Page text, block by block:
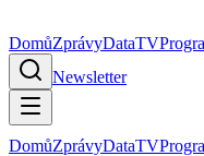
DomůZprávyDataTV
Newsletter
DomůZprávyDataTV